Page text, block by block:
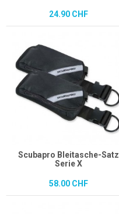
24.90 CHF
Scubapro Bleitasche-Satz
Serie X
58.00 CHF